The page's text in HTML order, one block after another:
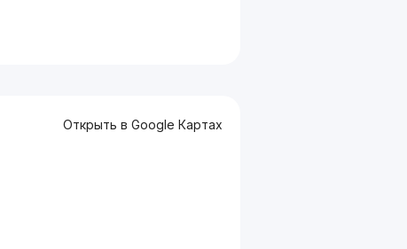
Открыть в Google Картах